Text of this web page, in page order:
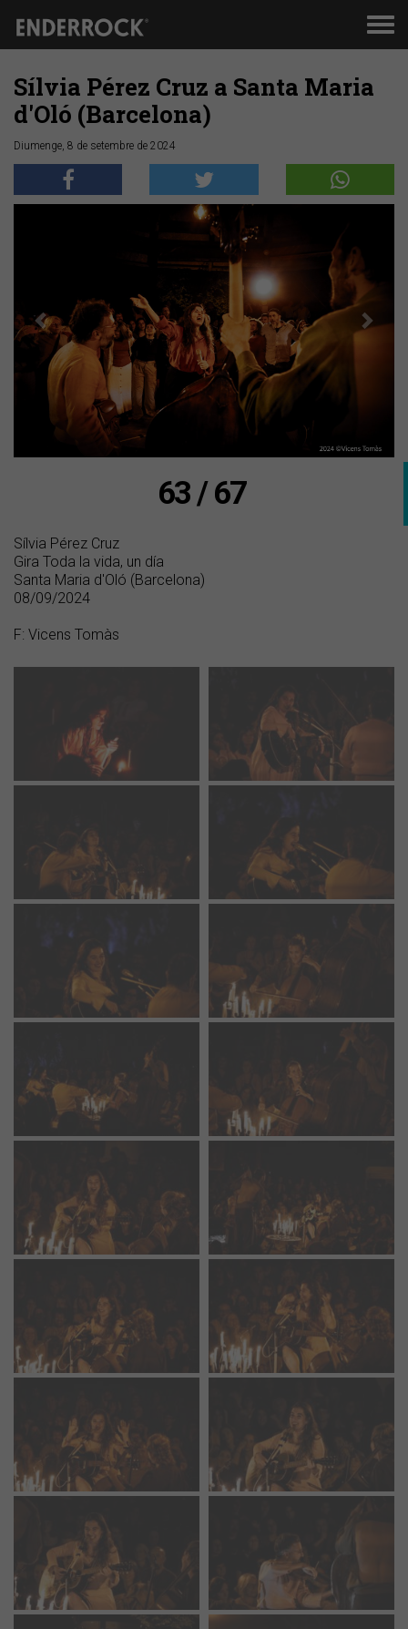
Sílvia Pérez Cruz a Santa Maria
d'Oló (Barcelona)
Diumenge, 8 de setembre de 2024
Anterior
63 / 67
Sílvia Pérez Cruz
Gira Toda la vida, un día
Santa Maria d'Oló (Barcelona)
08/09/2024
F: Vicens Tomàs